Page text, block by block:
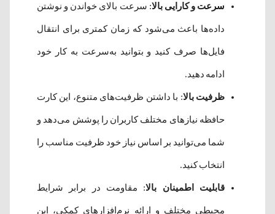
سرعت و کارایی بالا: سرعت بالای خواندن و نوشتن
داده‌ها باعث می‌شود که زمان کمتری برای انتقال
فایل‌ها صرف کنید و بتوانید به‌سرعت به کار خود
ادامه دهید.
ظرفیت بالا: با داشتن ظرفیت‌های متنوع، این کارت
حافظه نیازهای مختلف کاربران را پوشش می‌دهد و
شما می‌توانید بر اساس نیاز خود ظرفیت مناسب را
انتخاب کنید.
قابلیت اطمینان بالا: مقاومت در برابر شرایط
محیطی مختلف و ارائه نرم‌افزارهای کمکی، این